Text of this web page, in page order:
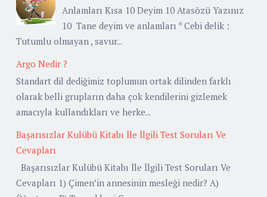
Anlamları Kısa 10 Deyim 10 Atasözü Yazınız
10 Tane deyim ve anlamları * Cebi delik :
Tutumlu olmayan , savur...
Argo Nedir ?
Standart dil dediğimiz toplumun ortak dilinden farklı
olarak belli grupların daha çok kendilerini gizlemek
amacıyla kullandıkları ve herke...
Başarısızlar Kulübü Kitabı İle İlgili Test Soruları Ve
Cevapları
Başarısızlar Kulübü Kitabı İle İlgili Test Soruları Ve
Cevapları 1) Çimen’in annesinin mesleği nedir? A)